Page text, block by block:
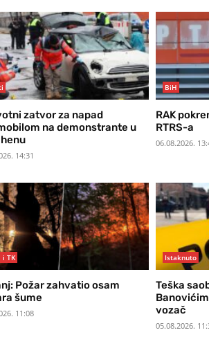
zatvor za napad
na demonstrante u
14:31
BiH
RAK
RTRS-a
06.08.2026.
i TK
Požar zahvatio osam
šume
11:08
Istaknuto
Teška
vozač
05.08.2026.